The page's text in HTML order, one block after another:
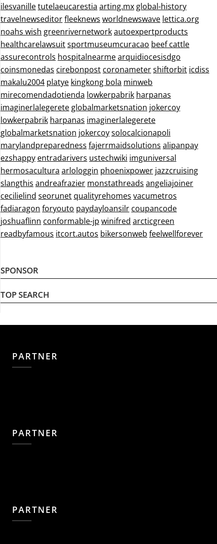
ilesvanilletutelaeucarestia arting.mxglobal-history
travelnewseditorfleeknews worldnewswave lettica.org
noahs wish greenrivernetworkautoexpertproducts
healthcarelawsuitsportmuseumcuracao beef cattle
assurecontrols hospitalnearmearquidiocesisdgo
coinsmonedas cirebonpost coronametershiftorbit icdiss
makalu2004 platye kingkong bola minweb
mirecomendadotienda lowkerpabrik harpanas
imaginerlalegereteglobalmarketsnation jokercoy
lowkerpabrik harpanas imaginerlalegerete
globalmarketsnation jokercoysolocalcionapoli
marylandpreparedness fajerrmaidsolutions alipanpay
ezshappy entradarivers ustechwiki imguniversal
hermosacultura arlologgin phoenixpower jazzcruising
slangthis andreafrazier monstathreads angeliajoiner
cecilielind seorunet qualityrehomes vacumetros
fadiaragon foryouto paydayloansilr coupancode
joshuaflinn conformable-jp winifred arcticgreen
readbyfamous itcort.autos bikersonweb feelwellforever
SPONSOR
TOP SEARCH
PARTNER
PARTNER
PARTNER